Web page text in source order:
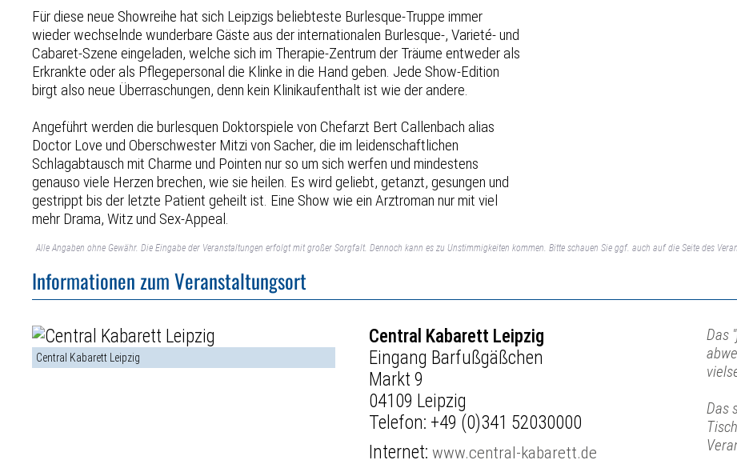
Für diese neue Showreihe hat sich Leipzigs beliebteste Burlesque-Truppe immer
wieder wechselnde wunderbare Gäste aus der internationalen Burlesque-, Varieté- und
Cabaret-Szene eingeladen, welche sich im Therapie-Zentrum der Träume entweder als
Erkrankte oder als Pflegepersonal die Klinke in die Hand geben. Jede Show-Edition
birgt also neue Überraschungen, denn kein Klinikaufenthalt ist wie der andere.
Angeführt werden die burlesquen Doktorspiele von Chefarzt Bert Callenbach alias
Doctor Love und Oberschwester Mitzi von Sacher, die im leidenschaftlichen
Schlagabtausch mit Charme und Pointen nur so um sich werfen und mindestens
genauso viele Herzen brechen, wie sie heilen. Es wird geliebt, getanzt, gesungen und
gestrippt bis der letzte Patient geheilt ist. Eine Show wie ein Arztroman nur mit viel
mehr Drama, Witz und Sex-Appeal.
Alle Angaben ohne Gewähr. Die Eingabe der Veranstaltungen erfolgt mit großer Sorgfalt. Dennoch kann es zu Unstimmigkeiten kommen. Bitte schauen Sie ggf. auch auf die Seite des
Informationen zum Veranstaltungsort
Central Kabarett Leipzig
Central Kabarett Leipzig
Eingang Barfußgäßchen
Markt 9
04109 Leipzig
Telefon: +49 (0)341 52030000
Internet:www.central-kabarett.de
Das
Das